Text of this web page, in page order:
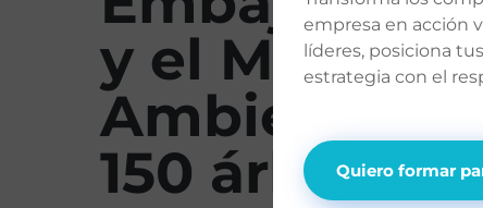
y el
Ambiente
150 árboles
empresa en acción
líderes, posiciona
estrategia con el
Quiero formar